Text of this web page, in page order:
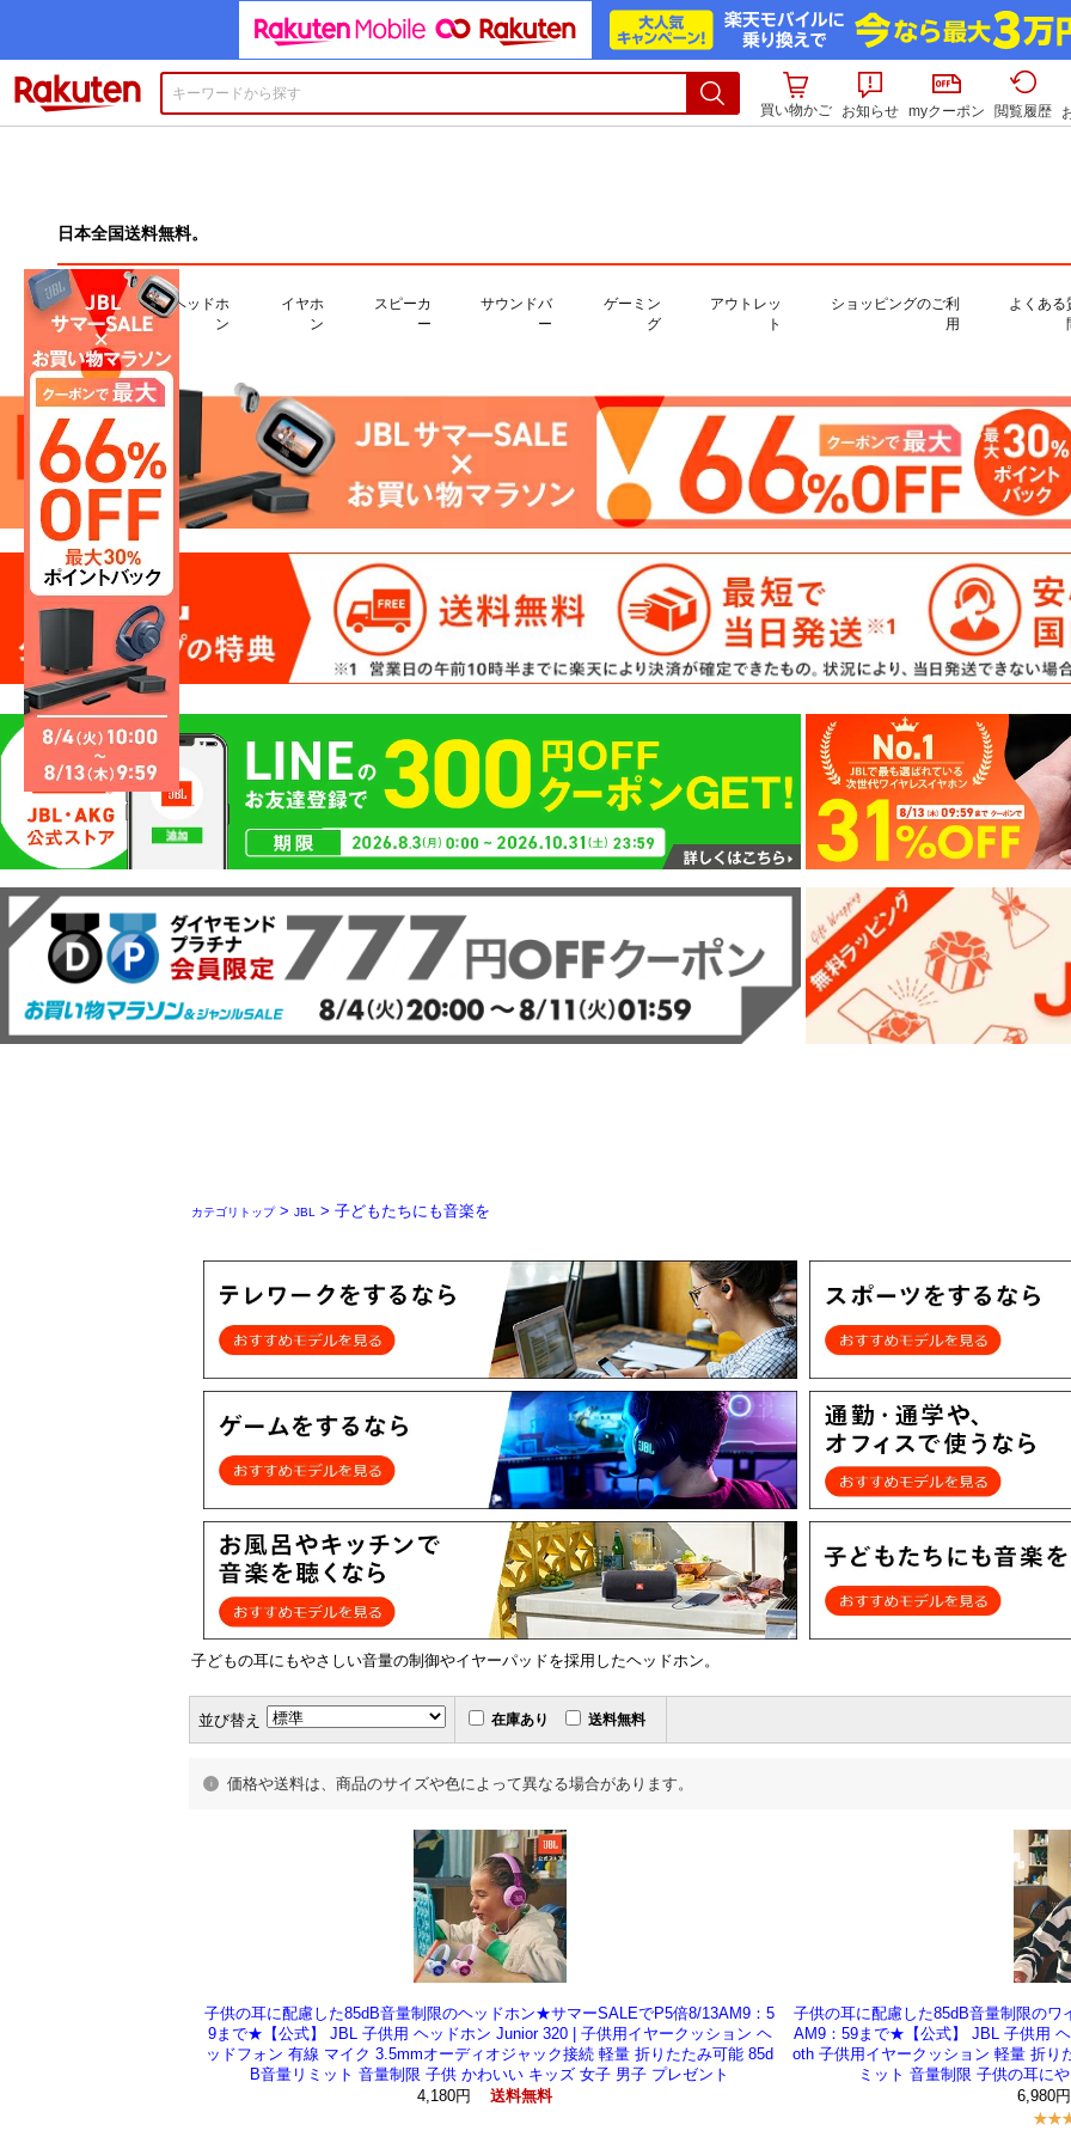
買い物かご
お知らせ myクーポン 閲覧履歴
日本全国送料無料。
ヘッドホ
ン
イヤホ
ン
スピーカ
ー
サウンドバ
ー
ゲーミン
グ
アウトレッ
ト
ショッピングのご利
用
よくある
カテゴリトップ> JBL > 子どもたちにも音楽を
子どもの耳にもやさしい音量の制御やイヤーパッドを採用したヘッドホン。
並び替え 在庫あり 送料無料
価格や送料は、商品のサイズや色によって異なる場合があります。
子供の耳に配慮した85dB音量制限のヘッドホン★サマーSALEでP5倍8/13AM9：5
9まで★【公式】 JBL 子供用 ヘッドホン Junior 320 | 子供用イヤークッション ヘ
ッドフォン 有線 マイク 3.5mmオーディオジャック接続 軽量 折りたたみ可能 85d
B音量リミット 音量制限 子供 かわいい キッズ 女子 男子 プレゼント
4,180円
送料無料
子供の耳に配慮した85dB音量制限の
AM9：59まで★【公式】 JBL 子供用
oth 子供用イヤークッション 軽量 折り
ミット 音量制限 子供の耳に
6,980